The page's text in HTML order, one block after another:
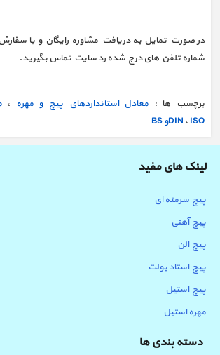
در صورت تمایل به دریافت مشاوره رایگان و یا
شماره تلفن های درج شده رد سایت تماس بگیرید.
برچسب ها : معادل استانداردهاي پیچ و مهره ،
DIN ، ISOو BS
لینک های مفید
پیچ سرمته ای
پیچ آهنی
پیچ الن
پیچ استاد بولت
پیچ استیل
مهره استیل
دسته بندی ها